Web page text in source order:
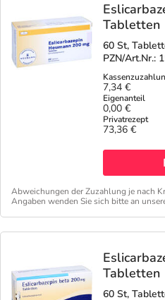
Tabletten
60 St,
PZN/Art.Nr.:
7,34 €
0,00 €
73,36 €
Abweichungen der Zuzahlung je nach
Angaben wenden Sie sich bitte an
Tabletten
60 St,